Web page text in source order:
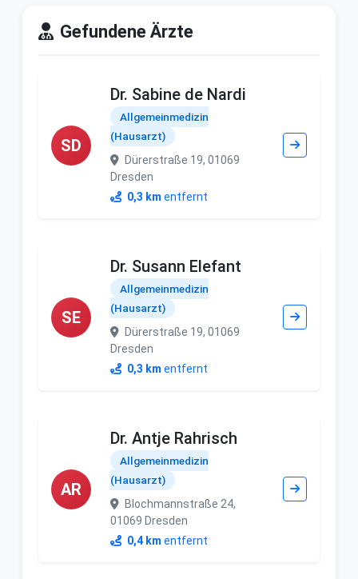
Gefundene Ärzte
SD
Dr. Sabine de Nardi
Allgemeinmedizin
(Hausarzt)
Dürerstraße 19, 01069
Dresden
0,3 km entfernt
SE
Dr. Susann Elefant
Allgemeinmedizin
(Hausarzt)
Dürerstraße 19, 01069
Dresden
0,3 km entfernt
AR
Dr. Antje Rahrisch
Allgemeinmedizin
(Hausarzt)
Blochmannstraße 24,
01069 Dresden
0,4 km entfernt